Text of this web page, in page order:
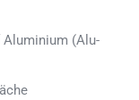
(Alu-